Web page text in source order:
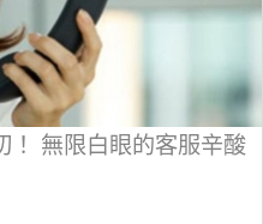
！ 無限白眼的客服辛酸